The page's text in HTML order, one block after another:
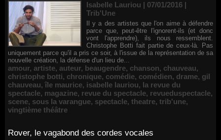
Isabelle Lauriou | 07/01/2016 |
Trib'Une
Il y a des artistes que l'on aime à défendre
parce que, peut-être l'ignorent-ils (et donc
vont l'apprendre), ils nous ressemblent.
Christophe Botti fait partie de ceux-là. Pas
uniquement parce qu'il a pris ce soir, à l'issue de la représentation de sa
nouvelle création, la défense d'un lieu de...
amour, artiste, auteur, beaugendre, chanson, chauveau,
christophe botti, chronique, comédie, comédien, drame, gil
chauveau, île maurice, isabelle lauriou, la revue du
spectacle, magazine, revue du spectacle, revueduspectacle,
scene, sous la varangue, spectacle, theatre, trib'une,
vingtième théâtre
Rover, le vagabond des cordes vocales